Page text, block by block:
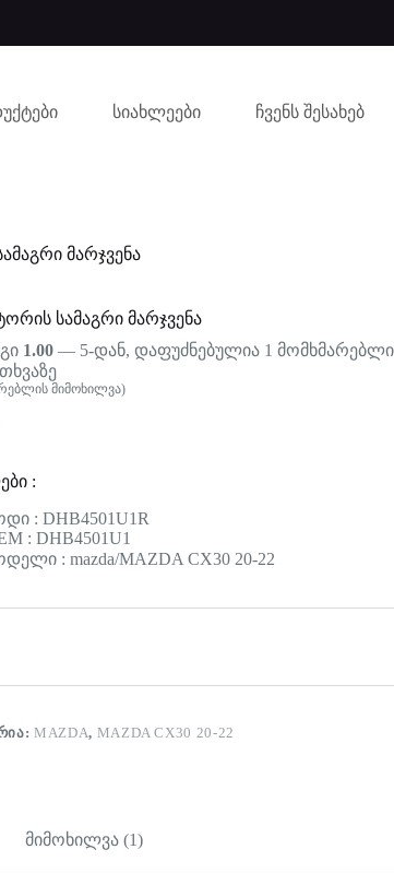
სიახლეები ჩვენს შესახებ
მარჯვენა
სამაგრი მარჯვენა
1.00— 5-დან, დაფუძნებულია 1
მიმოხილვა)
:
: DHB4501U1R
: DHB4501U1
: mazda/MAZDA CX30 20-22
MAZDA, MAZDA CX30 20-22
მიმოხილვა (1)